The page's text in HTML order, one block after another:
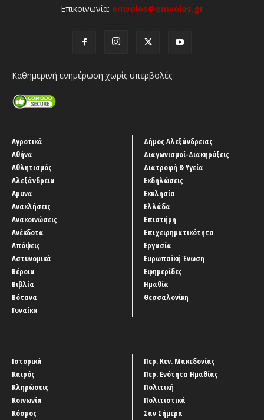
Επικοινωνία: emvolos@emvolos.gr
Καθημερινή ενημέρωση χωρίς υπερβολές
Αγροτικά
Αθήνα
Αθλητισμός
Αλεξάνδρεια
Άμυνα
Ανακλήσεις
Ανακοινώσεις
Ανέκδοτα
Απόψεις
Αστυνομικά
Βέροια
Βιβλία
Βότανα
Γυναίκα
Δήμος Αλεξάνδρειας
Διαγωνισμοί-Διακηρύξεις
Διατροφή & Υγεία
Εκδηλώσεις
Εκκλησία
Ελλάδα
Επιστήμη
Επιχειρηματικότητα
Εργασία
Ευρωπαϊκή Ένωση
Εφημερίδες
Ημαθία
Θεσσαλονίκη
Ιστορικά
Καιρός
Κληρώσεις
Κοινωνία
Κόσμος
Περ. Κεν. Μακεδονίας
Περ. Ενότητα Ημαθίας
Πολιτική
Πολιτιστικά
Σαν Σήμερα